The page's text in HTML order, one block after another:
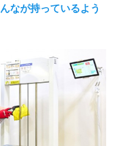
なが持っているよう